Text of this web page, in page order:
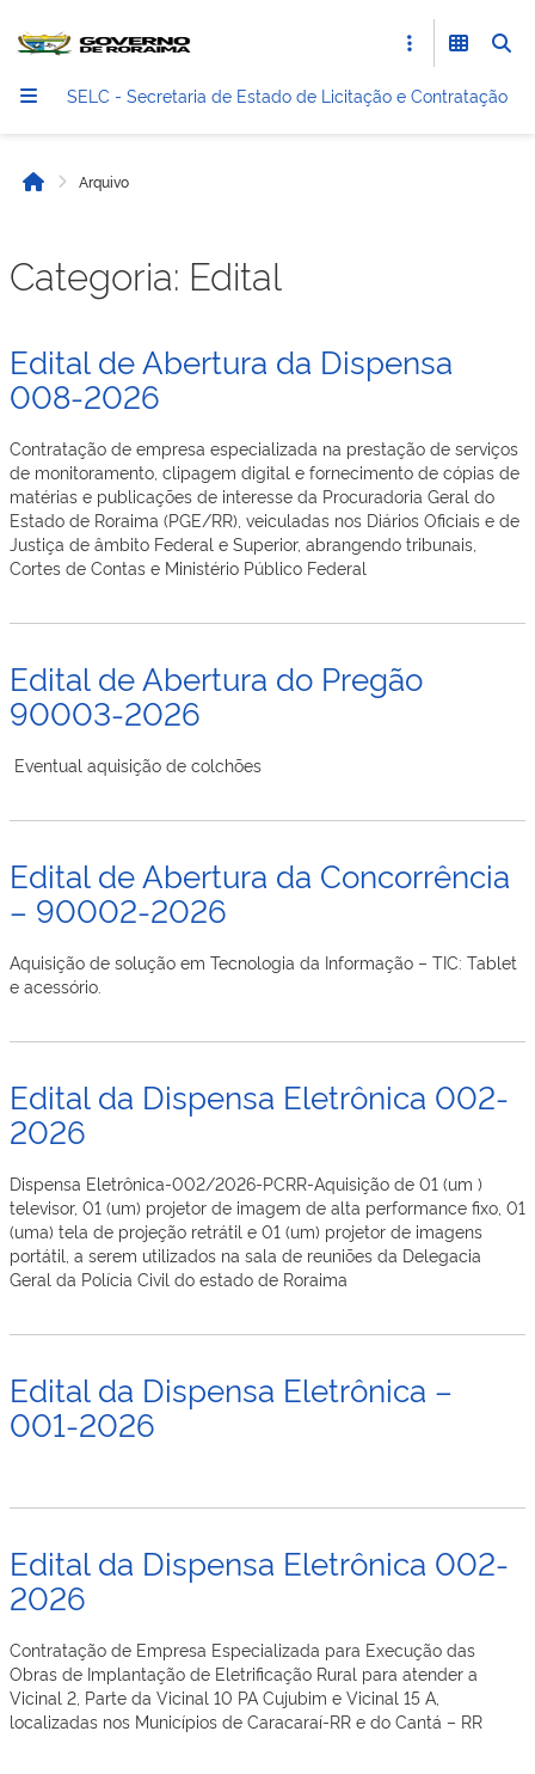
SELC - Secretaria de Estado de Licitação e Contratação
InícioArquivo
Categoria: Edital
Edital de Abertura da Dispensa
008-2026
Contratação de empresa especializada na prestação de serviços
de monitoramento, clipagem digital e fornecimento de cópias de
matérias e publicações de interesse da Procuradoria Geral do
Estado de Roraima (PGE/RR), veiculadas nos Diários Oficiais e de
Justiça de âmbito Federal e Superior, abrangendo tribunais,
Cortes de Contas e Ministério Público Federal
Edital de Abertura do Pregão
90003-2026
Eventual aquisição de colchões
Edital de Abertura da Concorrência
– 90002-2026
Aquisição de solução em Tecnologia da Informação – TIC: Tablet
e acessório​.
Edital da Dispensa Eletrônica 002-
2026
Dispensa Eletrônica-002/2026-PCRR-Aquisição de 01 (um )
televisor, 01 (um) projetor de imagem de alta performance fixo, 01
(uma) tela de projeção retrátil e 01 (um) projetor de imagens
portátil, a serem utilizados na sala de reuniões da Delegacia
Geral da Polícia Civil do estado de Roraima
Edital da Dispensa Eletrônica –
001-2026
Edital da Dispensa Eletrônica 002-
2026
Contratação de Empresa Especializada para Execução das
Obras de Implantação de Eletrificação Rural para atender a
Vicinal 2, Parte da Vicinal 10 PA Cujubim e Vicinal 15 A,
localizadas nos Municípios de Caracaraí-RR e do Cantá – RR